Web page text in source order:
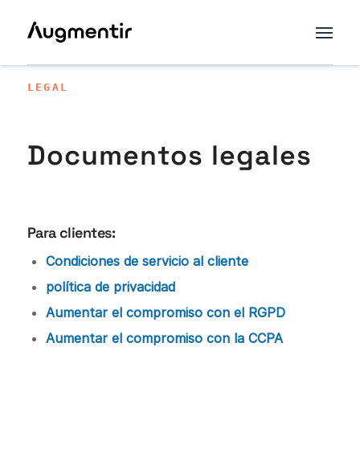
LEGAL
Documentos legales
Para clientes:
Condiciones de servicio al cliente
política de privacidad
Aumentar el compromiso con el RGPD
Aumentar el compromiso con la CCPA